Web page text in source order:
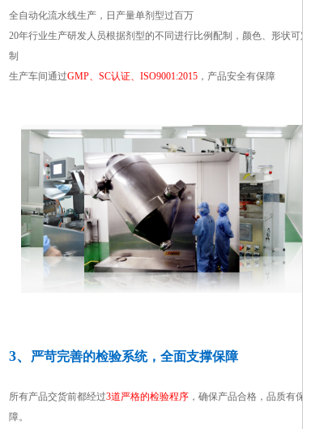
全自动化流水线生产，日产量单剂型过百万
20年行业生产研发人员根据剂型的不同进行比例配制，颜色、形状可定
制
生产车间通过GMP、SC认证、ISO9001:2015 ，产品安全有保障
3、 严苛完善的检验系统，全面支撑保障
所有产品交货前都经过3道严格的检验程序 ，确保产品合格，品质有保
障。